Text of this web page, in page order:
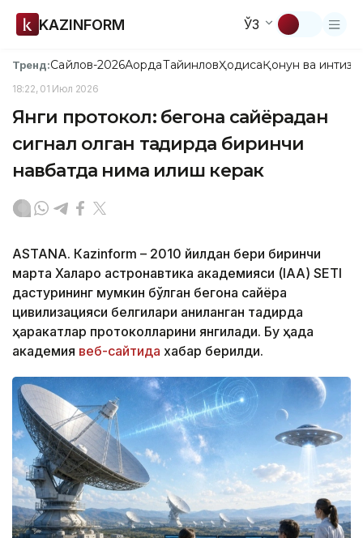
KAZINFORM ЎЗ
Тренд:Сайлов-2026АқордаТайинловҲодисаҚонун ва
18:22, 01 Июл 2026
Янги протокол: бегона сайёрадан
сигнал олган тақдирда биринчи
навбатда нима қилиш керак
ASTANА. Кazinform – 2010 йилдан бери биринчи
марта Халқаро астронавтика академияси (IAA) SETI
дастурининг мумкин бўлган бегона сайёра
цивилизацияси белгилари аниқланган тақдирда
ҳаракатлар протоколларини янгилади. Бу ҳақда
академия веб-сайтида хабар берилди.